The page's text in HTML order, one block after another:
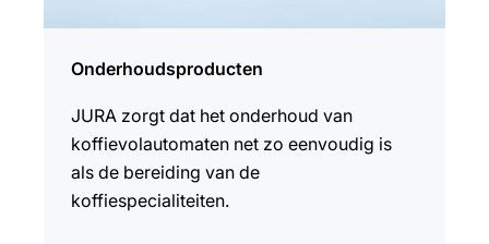
Onderhoudsproducten
JURA zorgt dat het onderhoud van
koffievolautomaten net zo eenvoudig is
als de bereiding van de
koffiespecialiteiten.